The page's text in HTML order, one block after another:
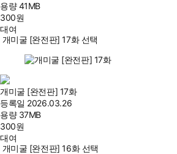
용량41MB
300원
대여
개미굴 [완전판] 17화 선택
개미굴 [완전판] 17화
등록일 2026.03.26
용량 37MB
300원
대여
개미굴 [완전판] 16화 선택